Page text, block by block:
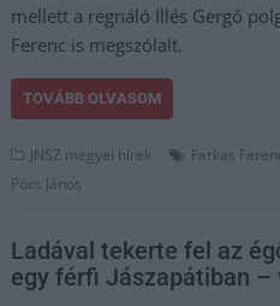
mellett a regnáló Illés Gergő
Ferenc is megszólalt.
TOVÁBB OLVASOM
JNSZ megyei hírek Farkas
Pócs János
Ladával tekerte fel az
egy férfi Jászapátiban –